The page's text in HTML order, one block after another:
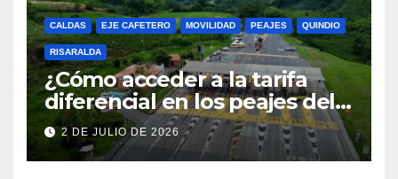
CALDAS EJE CAFETERO MOVILIDAD PEAJES QUINDIO
RISARALDA
¿Cómo acceder a la tarifa
diferencial en los peajes del
Eje Cafetero? Conozca los
requisitos y cómo inscribirse
2 DE JULIO DE 2026